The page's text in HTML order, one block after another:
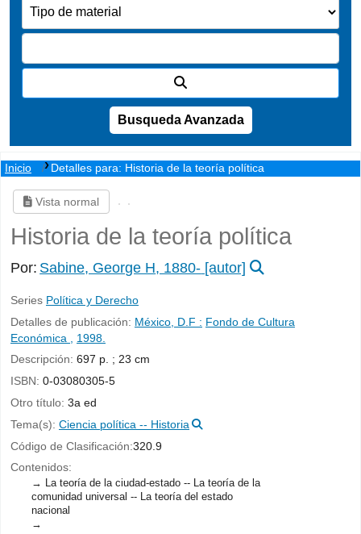
Busqueda Avanzada
Inicio Detalles para: Historia de la teoría política
Vista normal
Historia de la teoría política
Por: Sabine, George H, 1880- [autor]
Series Política y Derecho
Detalles de publicación: México, D.F : Fondo de Cultura
Económica ,
1998.
Descripción: 697 p. ; 23 cm
ISBN: 0-03080305-5
Otro título: 3a ed
Tema(s): Ciencia política -- Historia
Código de Clasificación:320.9
Contenidos:
La teoría de la ciudad-estado -- La teoría de la
comunidad universal -- La teoría del estado
nacional